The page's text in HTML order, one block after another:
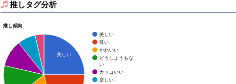
推しタグ分析
推し傾向
美しい
尊い
かわいい
どうしようもな
い
カッコいい
楽しい
美しい